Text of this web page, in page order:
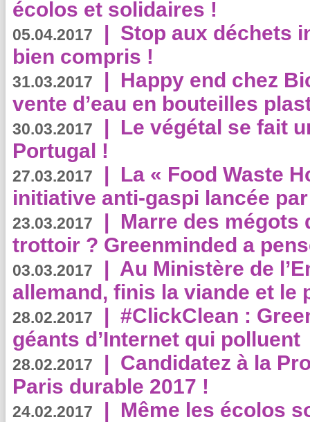
écolos et solidaires !
05.04.2017 | Stop aux déchets
bien compris !
31.03.2017 | Happy end chez
vente d’eau en bouteilles
30.03.2017 | Le végétal se fait
Portugal !
27.03.2017 | La « Food Waste
initiative anti-gaspi lancée
23.03.2017 | Marre des mégots
trottoir ? Greenminded a
03.03.2017 | Au Ministère de
allemand, finis la viande et le
28.02.2017 | #ClickClean :
géants d’Internet qui polluent
28.02.2017 | Candidatez à la
Paris durable 2017 !
24.02.2017 | Même les écolos